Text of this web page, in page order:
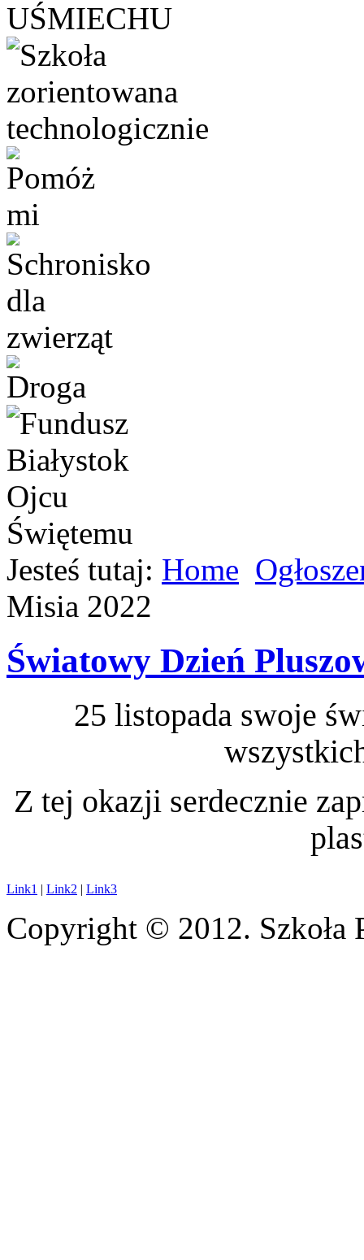
Jesteś tutaj: Home
Misia 2022
Światowy Dzień
25 listopada swoje
Z tej okazji serdecznie
Link1 | Link2 | Link3
Copyright © 2012. Szkoła